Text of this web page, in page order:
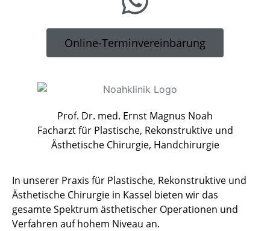
Online-Terminvereinbarung
Prof. Dr. med. Ernst Magnus Noah
Facharzt für Plastische, Rekonstruktive und
Ästhetische Chirurgie, Handchirurgie
In unserer Praxis für Plastische, Rekonstruktive und
Ästhetische Chirurgie in Kassel bieten wir das
gesamte Spektrum ästhetischer Operationen und
Verfahren auf hohem Niveau an.